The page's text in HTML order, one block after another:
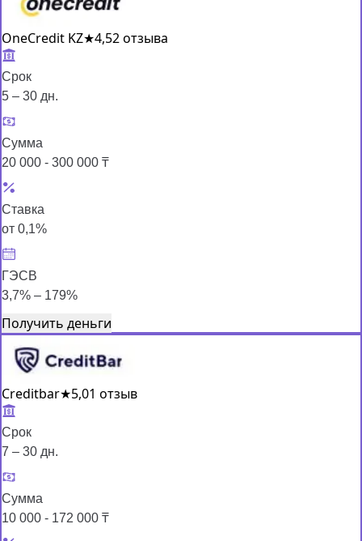
OneCredit KZ★4,52 отзыва
Срок
5 – 30 дн.
Сумма
20 000 - 300 000 ₸
Ставка
от 0,1%
ГЭСВ
3,7% – 179%
Получить деньги
Creditbar★5,01 отзыв
Срок
7 – 30 дн.
Сумма
10 000 - 172 000 ₸